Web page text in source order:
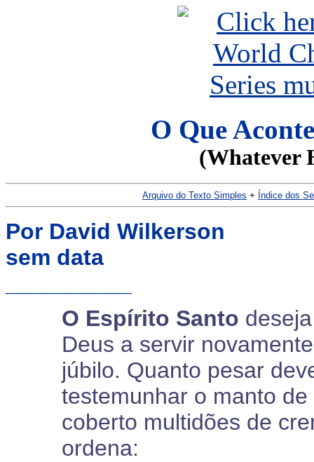
O Que
(Whatever
Arquivo do Texto Simples + Índice dos
Por David Wilkerson
sem data
O Espírito Santo
Deus a servir
júbilo. Quanto pesar
testemunhar o manto
coberto multidões de
ordena: